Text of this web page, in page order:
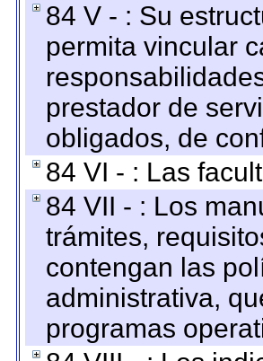
84 V - : Su
permita vincular
prestador de
obligados, de
84 VI - : Las
84 VII - : Los
trámites,
contengan las
administrativa,
programas